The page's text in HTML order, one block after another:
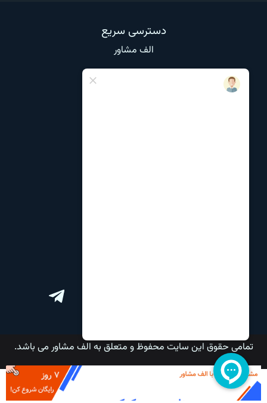
دسترسی سریع
الف مشاور
تمامی حقوق این سایت محفوظ و متعلق به الف مشاور می باشد.